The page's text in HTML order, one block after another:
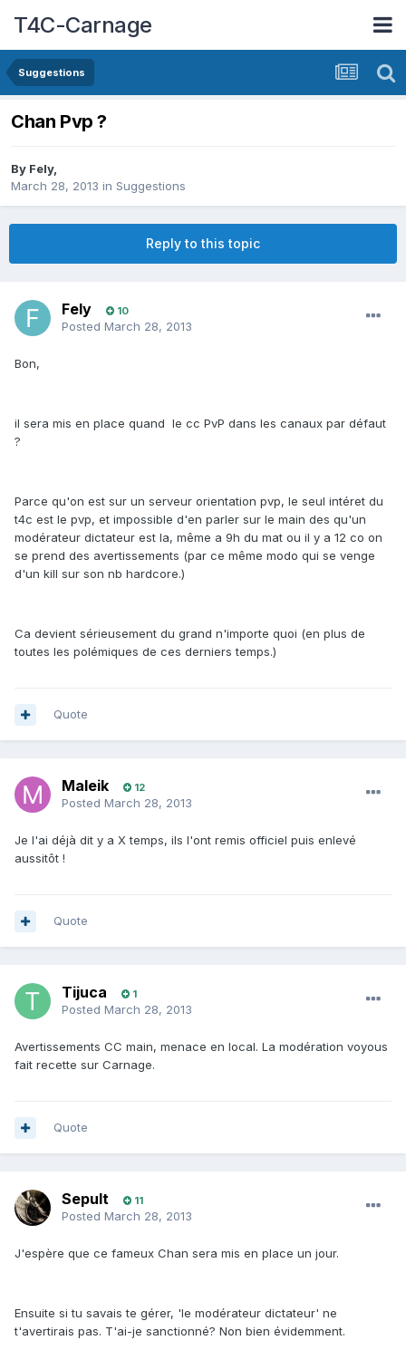
T4C-Carnage
Suggestions
Chan Pvp ?
By Fely,
March 28, 2013 in Suggestions
Reply to this topic
Fely 10
Posted March 28, 2013
Bon,
il sera mis en place quand le cc PvP dans les canaux par défaut
?
Parce qu'on est sur un serveur orientation pvp, le seul intéret du
t4c est le pvp, et impossible d'en parler sur le main des qu'un
modérateur dictateur est la, même a 9h du mat ou il y a 12 co on
se prend des avertissements (par ce même modo qui se venge
d'un kill sur son nb hardcore.)
Ca devient sérieusement du grand n'importe quoi (en plus de
toutes les polémiques de ces derniers temps.)
Quote
Maleik 12
Posted March 28, 2013
Je l'ai déjà dit y a X temps, ils l'ont remis officiel puis enlevé
aussitôt !
Quote
Tijuca 1
Posted March 28, 2013
Avertissements CC main, menace en local. La modération voyous
fait recette sur Carnage.
Quote
Sepult 11
Posted March 28, 2013
J'espère que ce fameux Chan sera mis en place un jour.
Ensuite si tu savais te gérer, 'le modérateur dictateur' ne
t'avertirais pas. T'ai-je sanctionné? Non bien évidemment.